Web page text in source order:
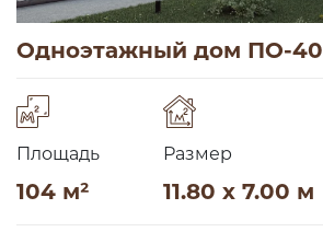
Одноэтажный дом ПО-40
Площадь
104 м²
Размер
11.80 x 7.00 м